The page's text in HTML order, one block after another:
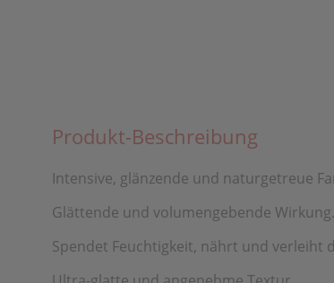
Produkt-Beschreibung
Intensive, glänzende und naturgetreue
Glättende und volumengebende Wirkung.
Spendet Feuchtigkeit, nährt und verleiht